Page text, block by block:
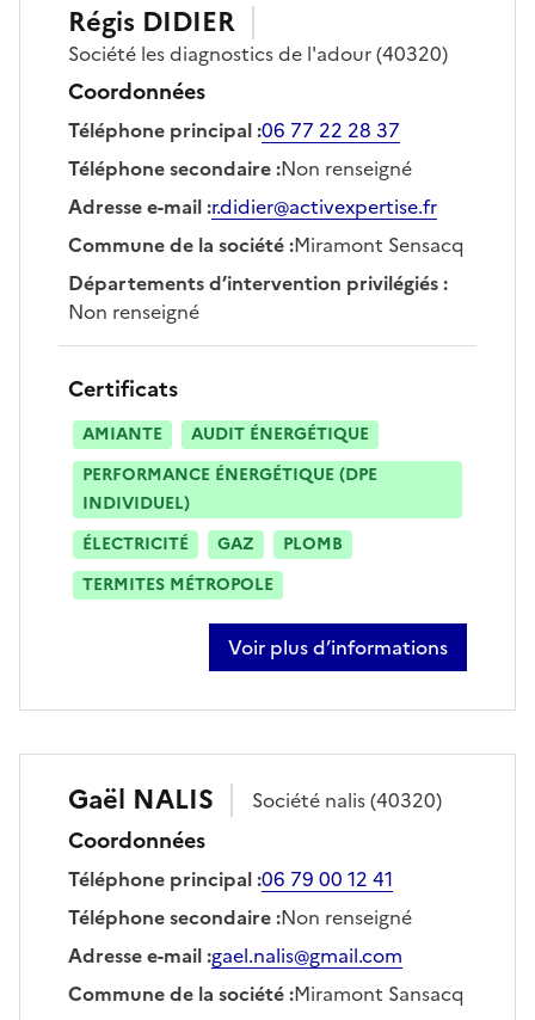
Régis DIDIER
Société les diagnostics de l'adour(40320)
Coordonnées
Téléphone principal:06 77 22 28 37
Téléphone secondaire:Non renseigné
Adresse e-mail:r.didier@activexpertise.fr
Commune de la société:Miramont Sensacq
Départements d’intervention privilégiés:
Non renseigné
Certificats
AMIANTE
AUDIT ÉNERGÉTIQUE
PERFORMANCE ÉNERGÉTIQUE (DPE
INDIVIDUEL)
ÉLECTRICITÉ
GAZ
PLOMB
TERMITES MÉTROPOLE
Voir plus d’informations
sur régis didier
Gaël NALIS Société nalis(40320)
Coordonnées
Téléphone principal:06 79 00 12 41
Téléphone secondaire:Non renseigné
Adresse e-mail:gael.nalis@gmail.com
Commune de la société:Miramont Sansacq